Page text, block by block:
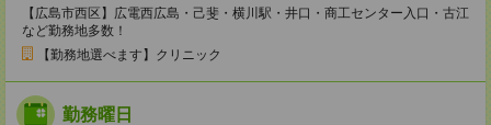
【広島市西区】広電西広島・己斐・横川駅・井口・商工センター入口・古江
など勤務地多数！
【勤務地選べます】クリニック
勤務曜日